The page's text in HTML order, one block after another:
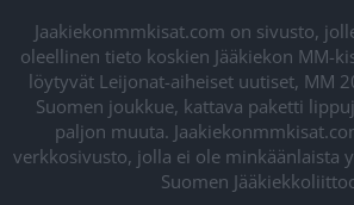
Jaakiekonmmkisat.com on sivusto,
oleellinen tieto koskien Jääkiekon MM-
löytyvät Leijonat-aiheiset uutiset, MM
Suomen joukkue, kattava paketti
paljon muuta.
verkkosivusto, jolla ei ole minkäänlaista
Suomen